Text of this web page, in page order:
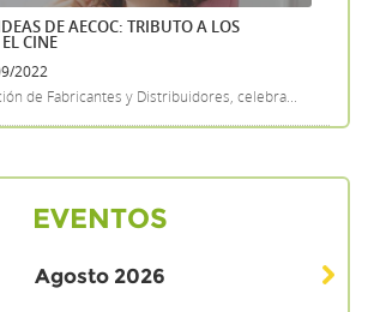
DE AECOC: TRIBUTO A LOS
CINE
2022
de Fabricantes y Distribuidores, celebra...
EVENTOS
Agosto 2026